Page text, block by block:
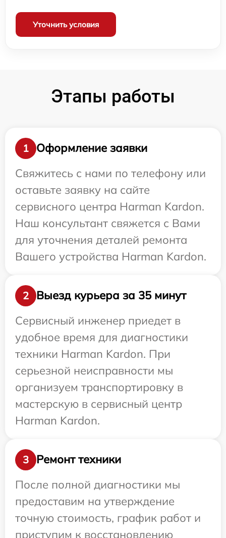
Уточнить условия
Этапы работы
1
Оформление заявки
Свяжитесь с нами по телефону или
оставьте заявку на сайте
сервисного центра Harman Kardon.
Наш консультант свяжется с Вами
для уточнения деталей ремонта
Вашего устройства Harman Kardon.
2
Выезд курьера за 35 минут
Сервисный инженер приедет в
удобное время для диагностики
техники Harman Kardon. При
серьезной неисправности мы
организуем транспортировку в
мастерскую в сервисный центр
Harman Kardon.
3
Ремонт техники
После полной диагностики мы
предоставим на утверждение
точную стоимость, график работ и
приступим к восстановлению